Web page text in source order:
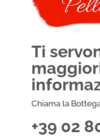
Ti
Chiama la
+39 02